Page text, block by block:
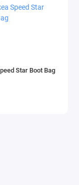
Star Boot Bag